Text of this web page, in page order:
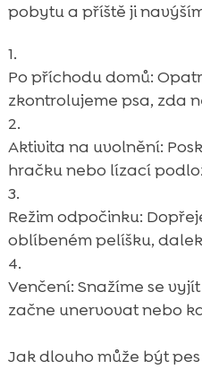
pobytu a příště ji
Po příchodu domů:
zkontrolujeme psa, zda
Aktivita na uvolnění:
hračku nebo lízací
Režim odpočinku:
oblíbeném pelíšku,
Venčení: Snažíme se
začne unervovat nebo
Jak dlouho může být